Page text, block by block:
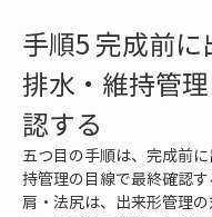
手順5 完成前に
排水・維持管
認する
五つ目の手順は、完成前
持管理の目線で最終確認
肩・法尻は、出来形管理